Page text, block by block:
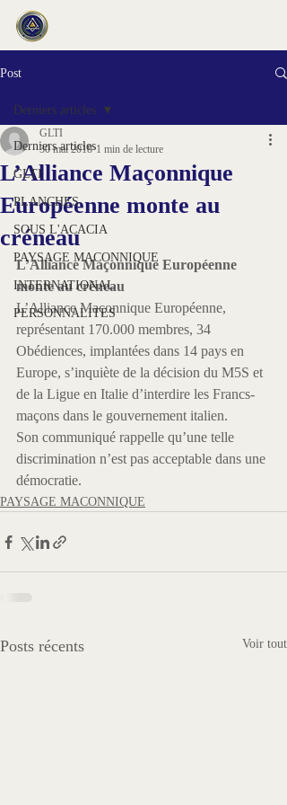
Post
Derniers articles
GLTI
PLANCHES
SOUS L'ACACIA
PAYSAGE MACONNIQUE
INTERNATIONAL
PERSONNALITES
Derniers articles
L’Alliance Maçonnique
Européenne monte au
créneau
GLTI
30 mai 2018 1 min de lecture
L’Alliance Maçonnique Européenne
monte au créneau
L’Alliance Maçonnique Européenne,
représentant 170.000 membres, 34
Obédiences, implantées dans 14 pays en
Europe, s’inquiète de la décision du M5S et
de la Ligue en Italie d’interdire les Francs-
maçons dans le gouvernement italien.
Son communiqué rappelle qu’une telle
discrimination n’est pas acceptable dans une
démocratie.
PAYSAGE MACONNIQUE
Posts récents Voir tout